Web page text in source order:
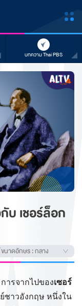
บทความ Thai PBS
บ เชอร์ล็อก
ขนาดอักษร :กลาง
ารจากไปของเซอร์
ชาวอังกฤษ หนึ่งใน